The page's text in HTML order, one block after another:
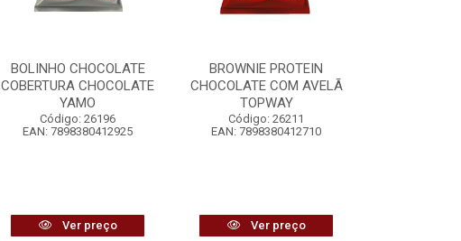
BOLINHO CHOCOLATE
COBERTURA CHOCOLATE
YAMO
Código: 26196
EAN: 7898380412925
Ver preço
BROWNIE PROTEIN
CHOCOLATE COM AVELÃ
TOPWAY
Código: 26211
EAN: 7898380412710
Ver preço